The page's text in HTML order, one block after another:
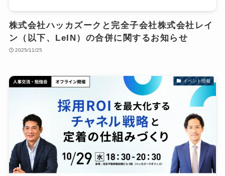
株式会社ハッカズークと完全子会社株式会社レイ
ン（以下、LeIN）の合併に関するお知らせ
2025/11/25
イベント情報